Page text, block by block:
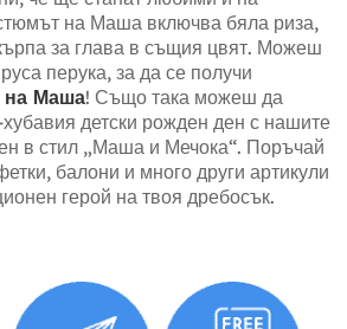
на Маша включва бяла риза,
за глава в същия цвят. Можеш
перука, за да се получи
на Маша! Също така можеш да
детски рожден ден с нашите
в стил „Маша и Мечока“. Поръчай
балони и много други артикули
герой на твоя дребосък.